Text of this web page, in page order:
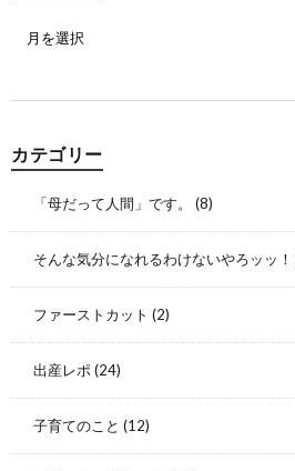
カテゴリー
「母だって人間」です。 (8)
そんな気分になれるわけないやろッッ！
ファーストカット (2)
出産レポ(24)
子育てのこと (12)